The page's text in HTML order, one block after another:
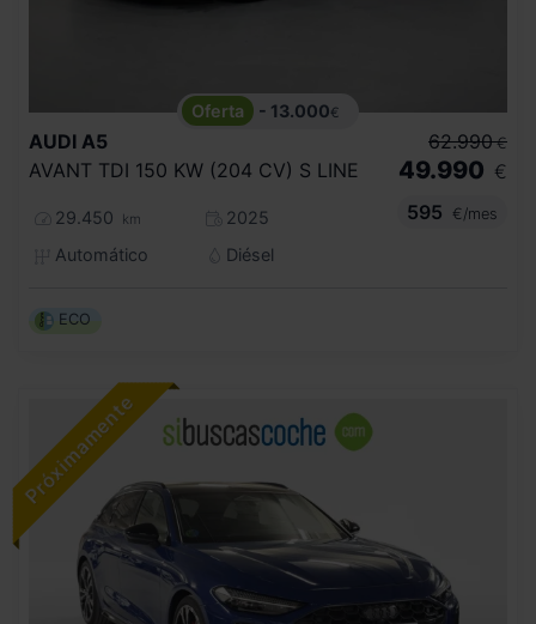
- 13.000€
AUDI A5
AVANT TDI 150 KW (204 CV) S LINE
29.450 km
2025
Automático
Diésel
62.990 €
49.990 €
595
€/mes
ECO